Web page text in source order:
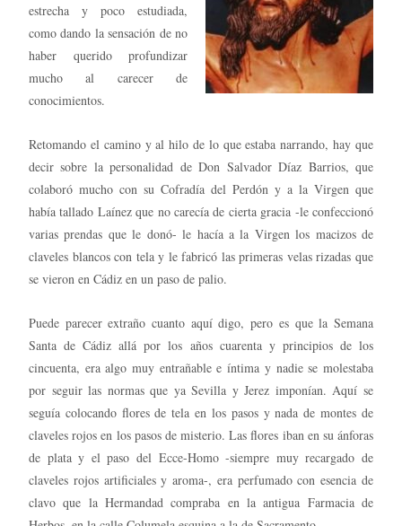
estrecha y poco estudiada,
como dando la sensación de no
haber querido profundizar
mucho al carecer de
conocimientos.
Retomando el camino y al hilo de lo que estaba narrando, hay que
decir sobre la personalidad de Don Salvador Díaz Barrios, que
colaboró mucho con su Cofradía del Perdón y a la Virgen que
había tallado Laínez que no carecía de cierta gracia -le confeccionó
varias prendas que le donó- le hacía a la Virgen los macizos de
claveles blancos con tela y le fabricó las primeras velas rizadas que
se vieron en Cádiz en un paso de palio.
Puede parecer extraño cuanto aquí digo, pero es que la Semana
Santa de Cádiz allá por los años cuarenta y principios de los
cincuenta, era algo muy entrañable e íntima y nadie se molestaba
por seguir las normas que ya Sevilla y Jerez imponían. Aquí se
seguía colocando flores de tela en los pasos y nada de montes de
claveles rojos en los pasos de misterio. Las flores iban en su ánforas
de plata y el paso del Ecce-Homo -siempre muy recargado de
claveles rojos artificiales y aroma-, era perfumado con esencia de
clavo que la Hermandad compraba en la antigua Farmacia de